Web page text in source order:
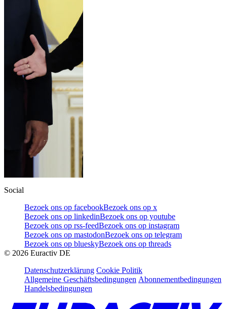
Social
Bezoek ons op facebookBezoek ons op x
Bezoek ons op linkedinBezoek ons op youtube
Bezoek ons op rss-feedBezoek ons op instagram
Bezoek ons op mastodonBezoek ons op telegram
Bezoek ons op blueskyBezoek ons op threads
© 2026 Euractiv DE
Datenschutzerklärung Cookie Politik
Allgemeine Geschäftsbedingungen Abonnementbedingungen
Handelsbedingungen